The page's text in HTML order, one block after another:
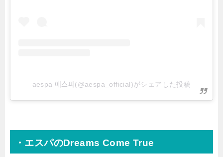
aespa 에스파(@aespa_official)がシェアした投稿
・エスパのDreams Come True